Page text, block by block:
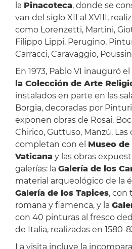
la Pinacoteca, donde se
van del siglo XII al XVIII,
como Lorenzetti, Martini,
Filippo Lippi, Perugino,
Carracci, Caravaggio,
En 1973, Pablo VI inauguró el
la Colección de Arte
instalados en parte en las
Borgia, decoradas por
exponen obras de Rosai,
Chirico, Guttuso, Manzù. Las
completan con el Museo
Vaticana y las obras
galerías: la Galería de los
material arqueológico de la
Galería de los Tapices, con
romana y flamenca, y la
con 40 pinturas al fresco
de Italia, realizadas en 1580-
La visita incluye la